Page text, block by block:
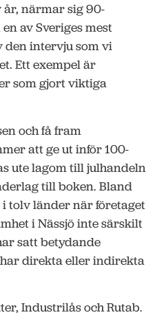
år, närmar sig 90-
av Sveriges mest
den intervju som vi
Ett exempel är
som gjort viktiga
och få fram
att ge ut inför 100-
ute lagom till julhandeln
till boken. Bland
tolv länder när företaget
i Nässjö inte särskilt
satt betydande
direkta eller indirekta
Industrilås och Rutab.